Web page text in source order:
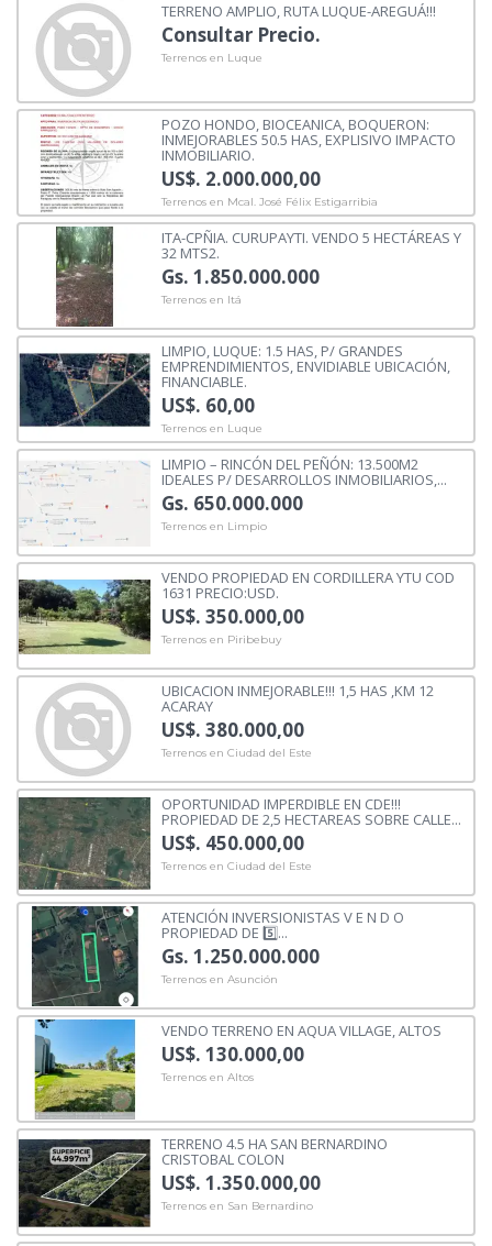
TERRENO AMPLIO, RUTA LUQUE-AREGUÁ!!!
Consultar Precio.
Terrenos en Luque
POZO HONDO, BIOCEANICA, BOQUERON:
INMEJORABLES 50.5 HAS, EXPLISIVO IMPACTO
INMOBILIARIO.
US$. 2.000.000,00
Terrenos en Mcal. José Félix Estigarribia
ITA-CPÑIA. CURUPAYTI. VENDO 5 HECTÁREAS Y
32 MTS2.
Gs. 1.850.000.000
Terrenos en Itá
LIMPIO, LUQUE: 1.5 HAS, P/ GRANDES
EMPRENDIMIENTOS, ENVIDIABLE UBICACIÓN,
FINANCIABLE.
US$. 60,00
Terrenos en Luque
LIMPIO – RINCÓN DEL PEÑÓN: 13.500M2
IDEALES P/ DESARROLLOS INMOBILIARIOS,...
Gs. 650.000.000
Terrenos en Limpio
VENDO PROPIEDAD EN CORDILLERA YTU COD
1631 PRECIO:USD.
US$. 350.000,00
Terrenos en Piribebuy
UBICACION INMEJORABLE!!! 1,5 HAS ,KM 12
ACARAY
US$. 380.000,00
Terrenos en Ciudad del Este
OPORTUNIDAD IMPERDIBLE EN CDE!!!
PROPIEDAD DE 2,5 HECTAREAS SOBRE CALLE...
US$. 450.000,00
Terrenos en Ciudad del Este
ATENCIÓN INVERSIONISTAS V E N D O
PROPIEDAD DE 5️⃣...
Gs. 1.250.000.000
Terrenos en Asunción
VENDO TERRENO EN AQUA VILLAGE, ALTOS
US$. 130.000,00
Terrenos en Altos
TERRENO 4.5 HA SAN BERNARDINO
CRISTOBAL COLON
US$. 1.350.000,00
Terrenos en San Bernardino